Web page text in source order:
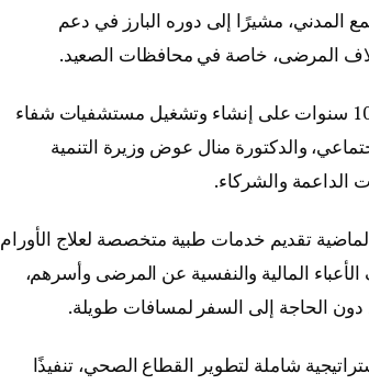
المدني، مشيرًا إلى دوره البارز في دعم
المرضى، خاصة في محافظات الصعيد.
جاءت تصريحات الوزير خلال مشاركته في احتفالية مرور 10 سنوات على إنشاء وتشغيل مستشفيات شفاء
والدكتورة منال عوض وزيرة التنمية
الداعمة والشركاء.
تقديم خدمات طبية متخصصة لعلاج الأورام
المالية والنفسية عن المرضى وأسرهم،
الحاجة إلى السفر لمسافات طويلة.
شاملة لتطوير القطاع الصحي، تنفيذًا